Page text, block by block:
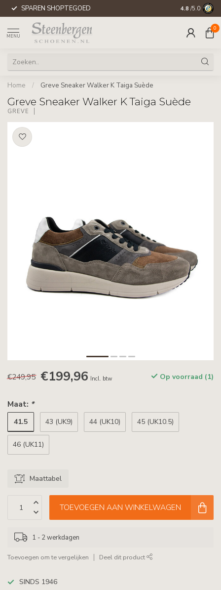
SPAREN SHOPTEGOED 4.8 /5.0
MENU
0
Home / Greve Sneaker Walker K Taiga Suède
Greve Sneaker Walker K Taiga Suède
GREVE
€249,95 €199,96 Incl. btw Op voorraad (1)
Maat: *
41.5 43 (UK9) 44 (UK10) 45 (UK10.5)
46 (UK11)
Maattabel
TOEVOEGEN AAN WINKELWAGEN
1 - 2 werkdagen
Toevoegen om te vergelijken Deel dit product
SINDS 1946